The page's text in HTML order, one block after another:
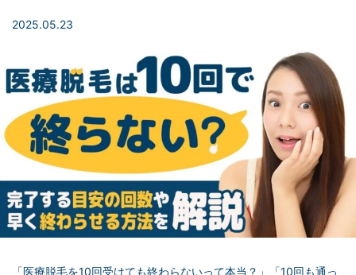
2025.05.23
「医療脱毛を10回受けても終わらないって本当？」「10回も通っ